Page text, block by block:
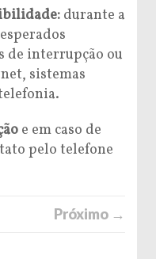
durante a
de interrupção ou
sistemas
e em caso de
pelo telefone
Próximo →